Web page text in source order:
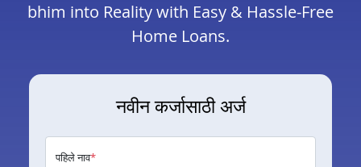
bhim into Reality with Easy & Hassle-Free
Home Loans.
नवीन कर्जासाठी अर्ज
पहिले नाव*